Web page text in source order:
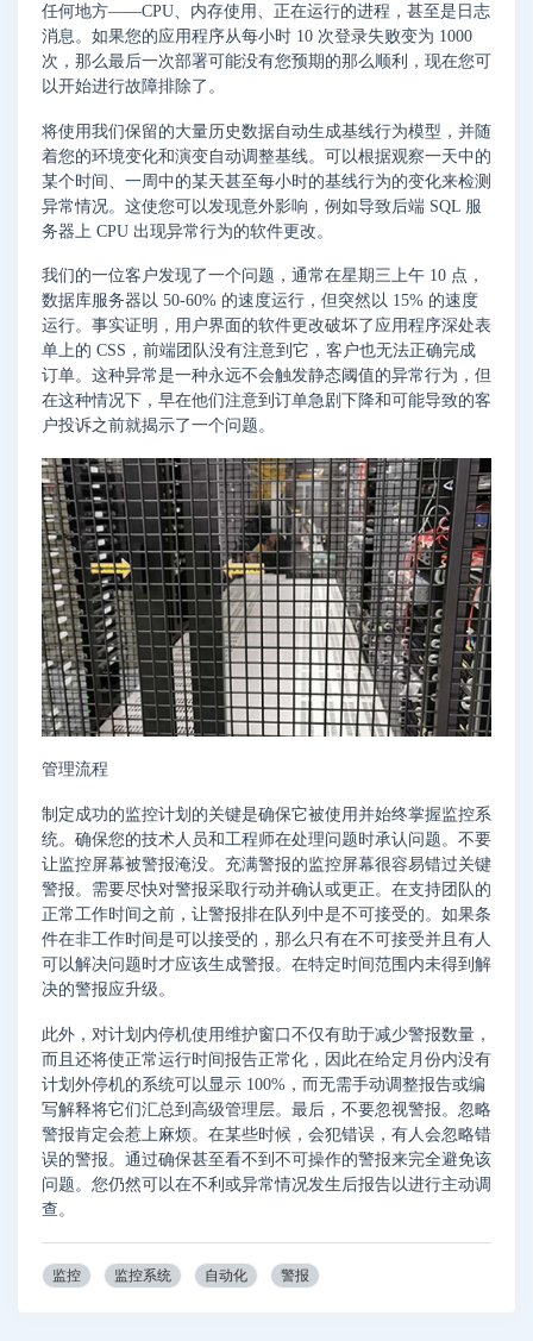
任何地方——CPU、内存使用、正在运行的进程，甚至是日志
消息。如果您的应用程序从每小时 10 次登录失败变为 1000
次，那么最后一次部署可能没有您预期的那么顺利，现在您可
以开始进行故障排除了。
将使用我们保留的大量历史数据自动生成基线行为模型，并随
着您的环境变化和演变自动调整基线。可以根据观察一天中的
某个时间、一周中的某天甚至每小时的基线行为的变化来检测
异常情况。这使您可以发现意外影响，例如导致后端 SQL 服
务器上 CPU 出现异常行为的软件更改。
我们的一位客户发现了一个问题，通常在星期三上午 10 点，
数据库服务器以 50-60% 的速度运行，但突然以 15% 的速度
运行。事实证明，用户界面的软件更改破坏了应用程序深处表
单上的 CSS，前端团队没有注意到它，客户也无法正确完成
订单。这种异常是一种永远不会触发静态阈值的异常行为，但
在这种情况下，早在他们注意到订单急剧下降和可能导致的客
户投诉之前就揭示了一个问题。
管理流程
制定成功的监控计划的关键是确保它被使用并始终掌握监控系
统。确保您的技术人员和工程师在处理问题时承认问题。不要
让监控屏幕被警报淹没。充满警报的监控屏幕很容易错过关键
警报。需要尽快对警报采取行动并确认或更正。在支持团队的
正常工作时间之前，让警报排在队列中是不可接受的。如果条
件在非工作时间是可以接受的，那么只有在不可接受并且有人
可以解决问题时才应该生成警报。在特定时间范围内未得到解
决的警报应升级。
此外，对计划内停机使用维护窗口不仅有助于减少警报数量，
而且还将使正常运行时间报告正常化，因此在给定月份内没有
计划外停机的系统可以显示 100%，而无需手动调整报告或编
写解释将它们汇总到高级管理层。最后，不要忽视警报。忽略
警报肯定会惹上麻烦。在某些时候，会犯错误，有人会忽略错
误的警报。通过确保甚至看不到不可操作的警报来完全避免该
问题。您仍然可以在不利或异常情况发生后报告以进行主动调
查。
监控 监控系统 自动化 警报